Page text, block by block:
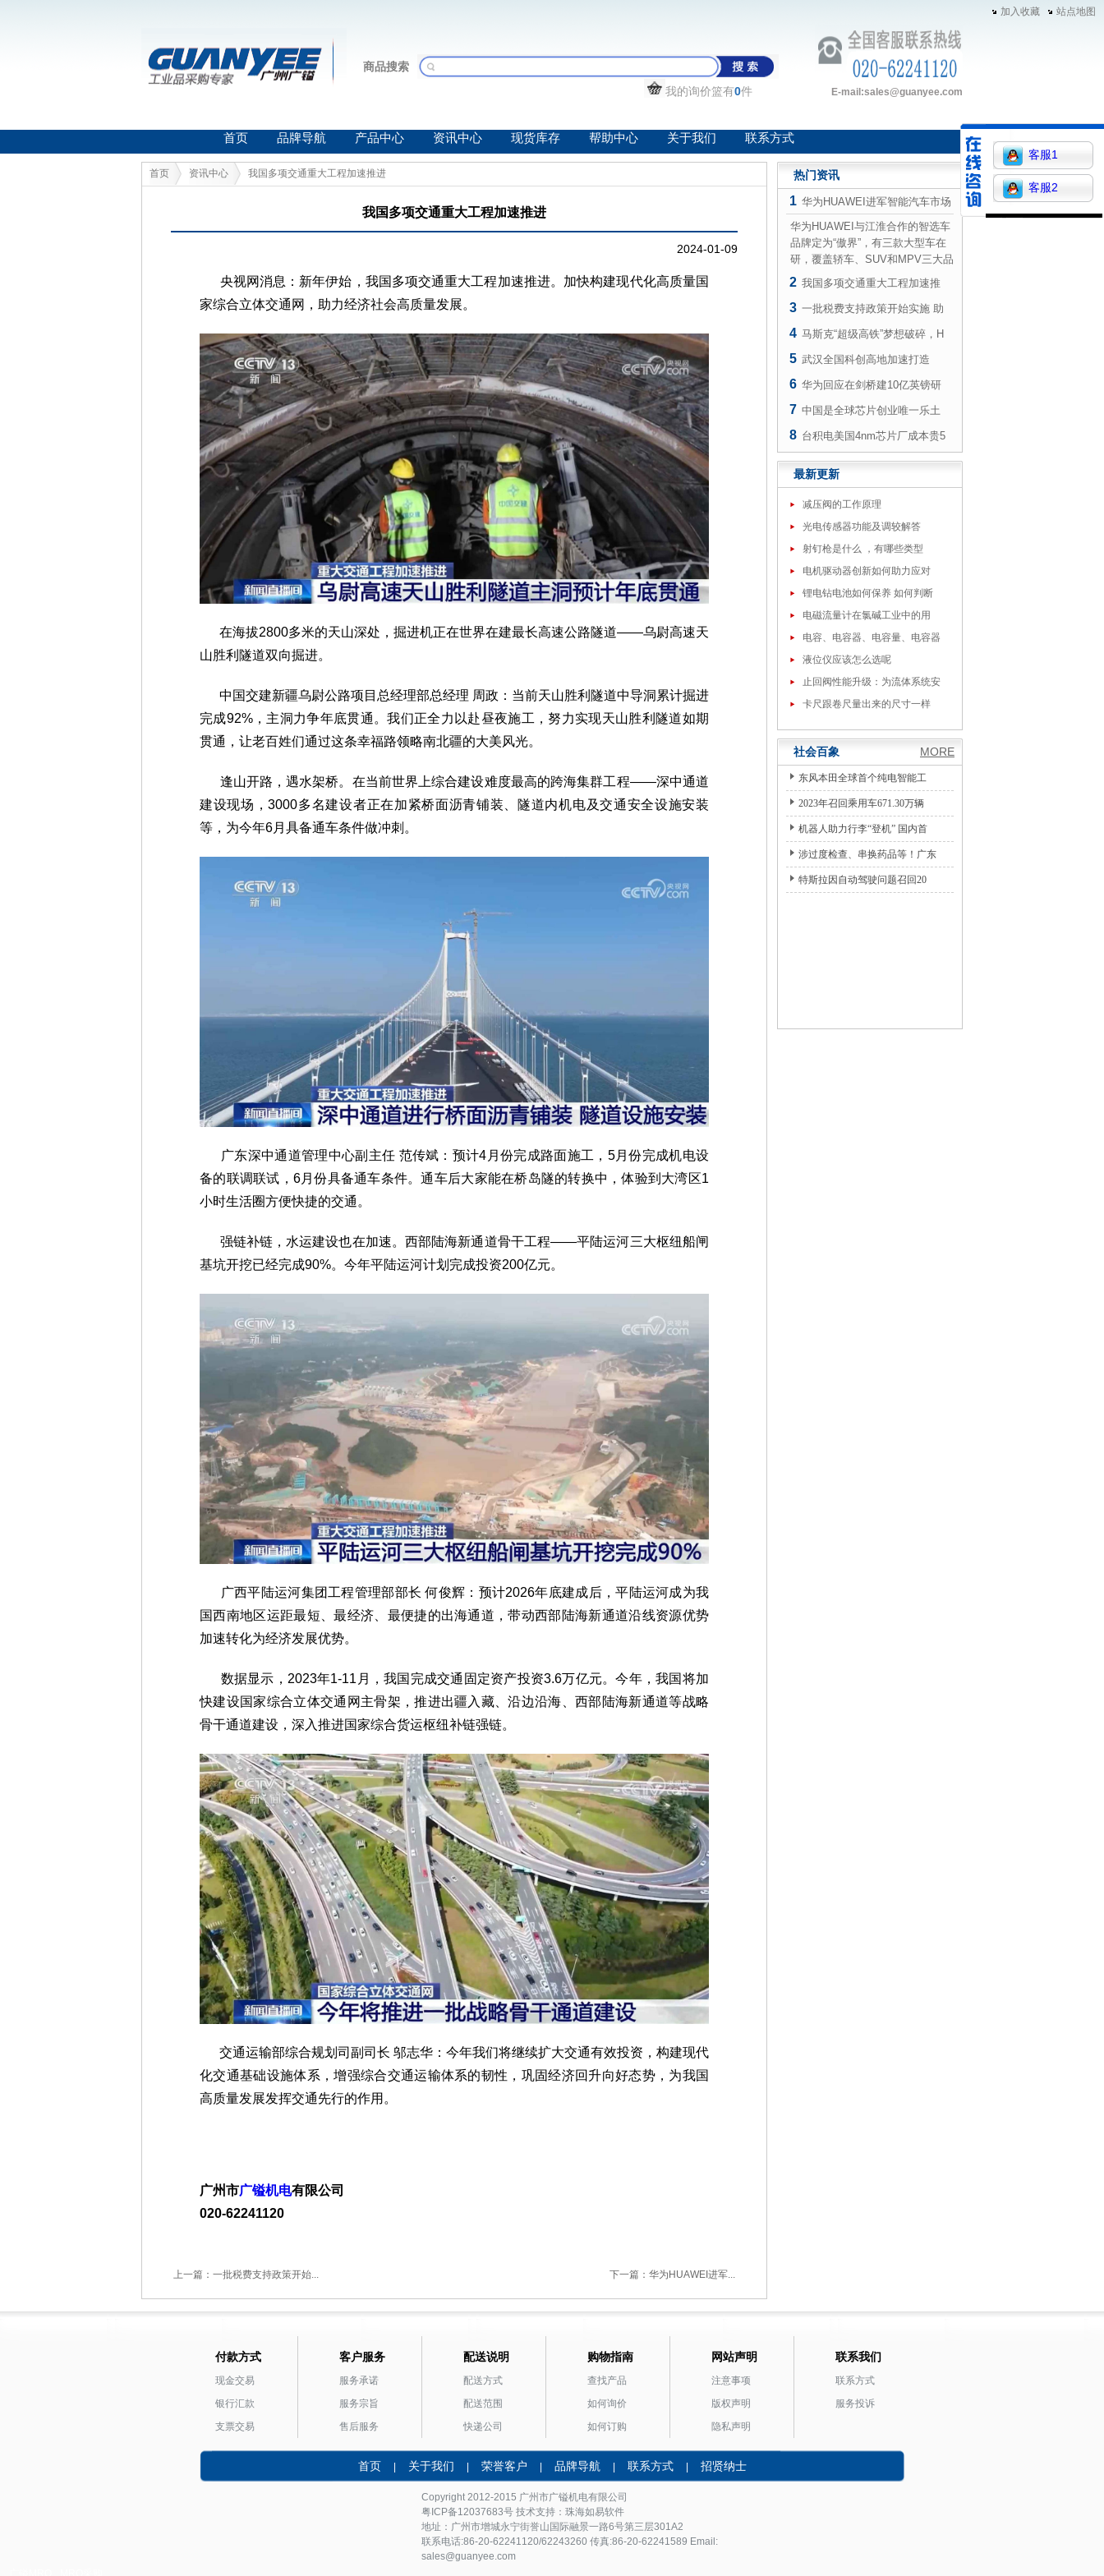
客服1
客服2
加入收藏 站点地图
商品搜索
我的询价篮有0件 E-mail:sales@guanyee.com
首页 品牌导航 产品中心 资讯中心 现货库存 帮助中心 关于我们 联系方式
首页 资讯中心 我国多项交通重大工程加速推进
我国多项交通重大工程加速推进
2024-01-09
央视网消息：新年伊始，我国多项交通重大工程加速推进。加快构建现代化高质量国
家综合立体交通网，助力经济社会高质量发展。
在海拔2800多米的天山深处，掘进机正在世界在建最长高速公路隧道——乌尉高速天
山胜利隧道双向掘进。
中国交建新疆乌尉公路项目总经理部总经理 周政：当前天山胜利隧道中导洞累计掘进
完成92%，主洞力争年底贯通。我们正全力以赴昼夜施工，努力实现天山胜利隧道如期
贯通，让老百姓们通过这条幸福路领略南北疆的大美风光。
逢山开路，遇水架桥。在当前世界上综合建设难度最高的跨海集群工程——深中通道
建设现场，3000多名建设者正在加紧桥面沥青铺装、隧道内机电及交通安全设施安装
等，为今年6月具备通车条件做冲刺。
广东深中通道管理中心副主任 范传斌：预计4月份完成路面施工，5月份完成机电设
备的联调联试，6月份具备通车条件。通车后大家能在桥岛隧的转换中，体验到大湾区1
小时生活圈方便快捷的交通。
强链补链，水运建设也在加速。西部陆海新通道骨干工程——平陆运河三大枢纽船闸
基坑开挖已经完成90%。今年平陆运河计划完成投资200亿元。
广西平陆运河集团工程管理部部长 何俊辉：预计2026年底建成后，平陆运河成为我
国西南地区运距最短、最经济、最便捷的出海通道，带动西部陆海新通道沿线资源优势
加速转化为经济发展优势。
数据显示，2023年1-11月，我国完成交通固定资产投资3.6万亿元。今年，我国将加
快建设国家综合立体交通网主骨架，推进出疆入藏、沿边沿海、西部陆海新通道等战略
骨干通道建设，深入推进国家综合货运枢纽补链强链。
交通运输部综合规划司副司长 邬志华：今年我们将继续扩大交通有效投资，构建现代
化交通基础设施体系，增强综合交通运输体系的韧性，巩固经济回升向好态势，为我国
高质量发展发挥交通先行的作用。
广州市广镒机电有限公司
020-62241120
下一篇：华为HUAWEI进军...
上一篇：一批税费支持政策开始...
热门资讯
1 华为HUAWEI进军智能汽车市场
华为HUAWEI与江淮合作的智选车
品牌定为“傲界”，有三款大型车在
研，覆盖轿车、SUV和MPV三大品
类，首款车发布时间将提前至2024
年Q4。
2 我国多项交通重大工程加速推
3 一批税费支持政策开始实施 助
4 马斯克“超级高铁”梦想破碎，H
5 武汉全国科创高地加速打造
6 华为回应在剑桥建10亿英镑研
7 中国是全球芯片创业唯一乐土
8 台积电美国4nm芯片厂成本贵5
最新更新
减压阀的工作原理
光电传感器功能及调较解答
射钉枪是什么 ，有哪些类型
电机驱动器创新如何助力应对
锂电钻电池如何保养 如何判断
电磁流量计在氯碱工业中的用
电容、电容器、电容量、电容器
的
液位仪应该怎么选呢
止回阀性能升级：为流体系统安
卡尺跟卷尺量出来的尺寸一样
社会百象 MORE
东风本田全球首个纯电智能工
2023年召回乘用车671.30万辆
机器人助力行李“登机” 国内首
涉过度检查、串换药品等！广东
特斯拉因自动驾驶问题召回20
付款方式
现金交易
银行汇款
支票交易
客户服务
服务承诺
服务宗旨
售后服务
配送说明
配送方式
配送范围
快递公司
购物指南
查找产品
如何询价
如何订购
网站声明
注意事项
版权声明
隐私声明
联系我们
联系方式
服务投诉
首页 | 关于我们 | 荣誉客户 | 品牌导航 | 联系方式 | 招贤纳士
Copyright 2012-2015 广州市广镒机电有限公司
粤ICP备12037683号技术支持：珠海如易软件
地址：广州市增城永宁街誉山国际融景一路6号第三层301A2
联系电话:86-20-62241120/62243260 传真:86-20-62241589 Email:
sales@guanyee.com